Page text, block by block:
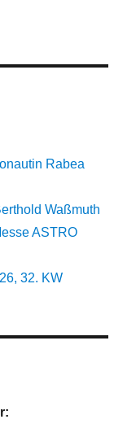
Rabea
Waßmuth
ASTRO
32. KW